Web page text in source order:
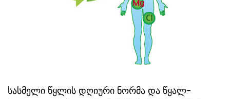
სასმელი წყლის დღიური ნორმა და წყალ-